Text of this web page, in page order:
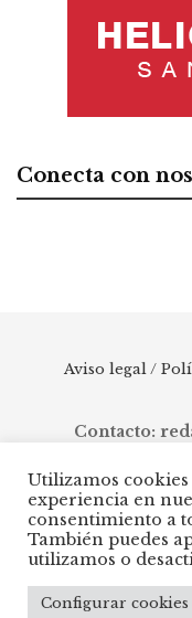
Conecta con
Aviso legal /
Contacto:
© 2025 AZ Costa del
Manilva, pasando por
Mijas, Ojén,
Utilizamos
experiencia en
consentimiento a
También puedes
utilizamos o
Configurar cookies